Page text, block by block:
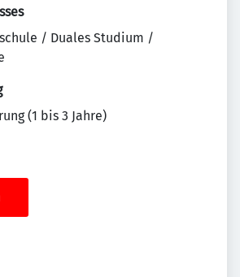
/ Duales Studium /
(1 bis 3 Jahre)